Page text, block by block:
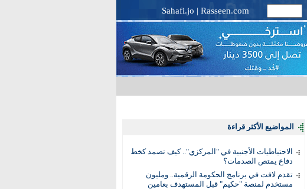
Sahafi.jo | Rasseen.com
المواضيع الأكثر قراءة
الاحتياطيات الأجنبية في "المركزي".. كيف تصمد كخط
دفاع يمتص الصدمات؟
تقدم لافت في برنامج الحكومة الرقمية.. ومليون
مستخدم لمنصة "حكيم" قبل المستهدف بعامين